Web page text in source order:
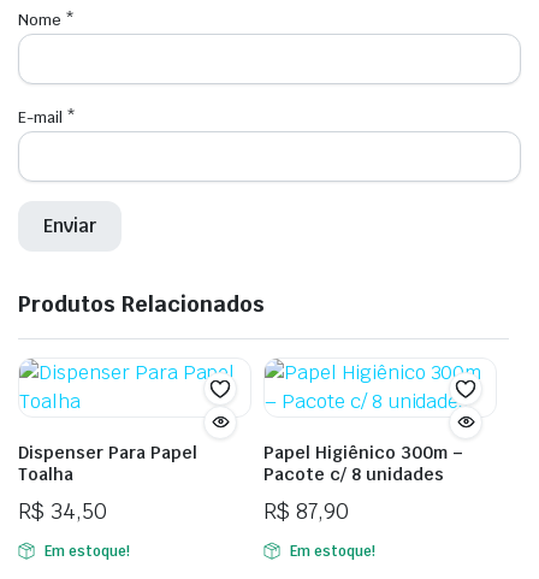
Nome *
E-mail *
Produtos Relacionados
Dispenser Para Papel
Toalha
R$ 34,50
Em estoque!
Papel Higiênico 300m –
Pacote c/ 8 unidades
R$ 87,90
Em estoque!